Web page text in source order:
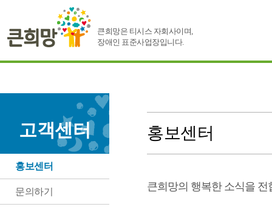
큰희망은 티시스 자회사이며,
장애인 표준사업장입니다.
고객센터
홍보센터
문의하기
홍보센터
큰희망의 행복한 소식을 전